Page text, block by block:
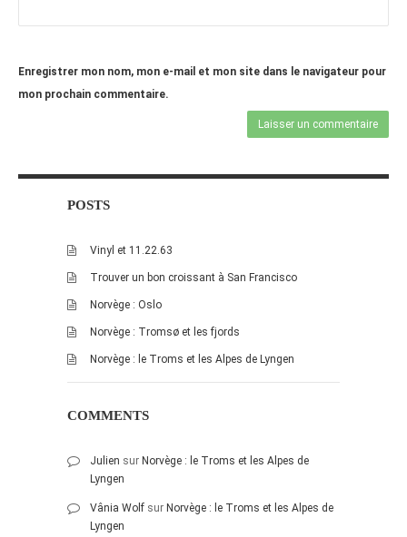
juin 2009
avril 2009
octobre 2008
Enregistrer mon nom, mon e-mail et mon site dans le navigateur pour
mon prochain commentaire.
POSTS
Vinyl et 11.22.63
Trouver un bon croissant à San Francisco
Norvège : Oslo
Norvège : Tromsø et les fjords
Norvège : le Troms et les Alpes de Lyngen
COMMENTS
Julien sur Norvège : le Troms et les Alpes de
Lyngen
Vânia Wolf sur Norvège : le Troms et les Alpes de
Lyngen